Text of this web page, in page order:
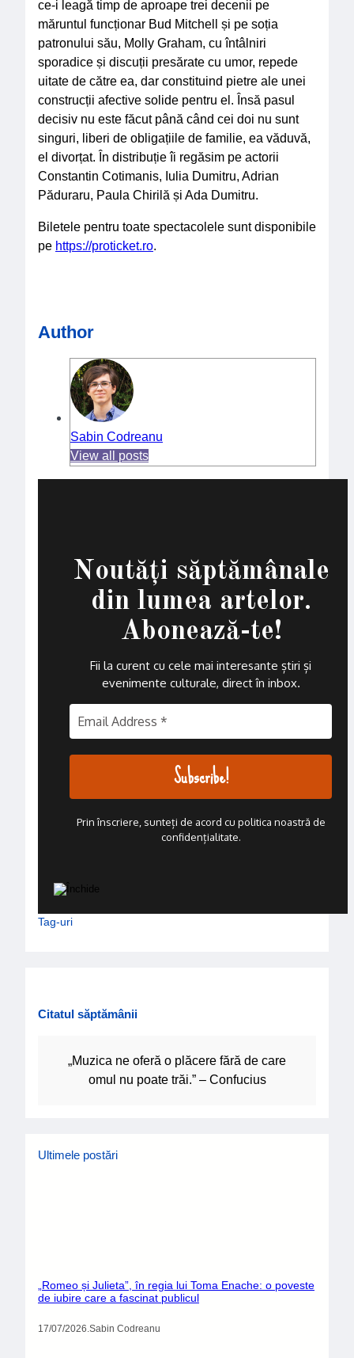
ce-i leagă timp de aproape trei decenii pe
măruntul funcționar Bud Mitchell și pe soția
patronului său, Molly Graham, cu întâlniri
sporadice și discuții presărate cu umor, repede
uitate de către ea, dar constituind pietre ale unei
construcții afective solide pentru el. Însă pasul
decisiv nu este făcut până când cei doi nu sunt
singuri, liberi de obligațiile de familie, ea văduvă,
el divorțat. În distribuție îi regăsim pe actorii
Constantin Cotimanis, Iulia Dumitru, Adrian
Păduraru, Paula Chirilă și Ada Dumitru.
Biletele pentru toate spectacolele sunt disponibile
pe https://proticket.ro.
Author
Sabin Codreanu
View all posts
Noutăți săptămânale
din lumea artelor.
Abonează-te!
Fii la curent cu cele mai interesante știri și
evenimente culturale, direct în inbox.
Prin înscriere, sunteți de acord cu politica noastră de
confidențialitate.
Tag-uri
Citatul săptămânii
„Muzica ne oferă o plăcere fără de care
omul nu poate trăi.” – Confucius
Ultimele postări
„Romeo și Julieta”, în regia lui Toma Enache: o poveste
de iubire care a fascinat publicul
17/07/2026.Sabin Codreanu